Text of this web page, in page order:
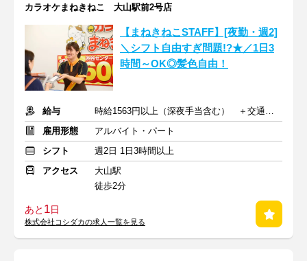
カラオケまねきねこ 大山駅前2号店
【まねきねこSTAFF】[夜勤・週2]
＼シフト自由すぎ問題!?★／1日3
時間～OK◎髪色自由！
給与
時給1563円以上（深夜手当含む） ＋交通費支給
雇用形態
アルバイト・パート
シフト
週2日 1日3時間以上
アクセス
大山駅
徒歩2分
あと 1日
株式会社コシダカの求人一覧を見る